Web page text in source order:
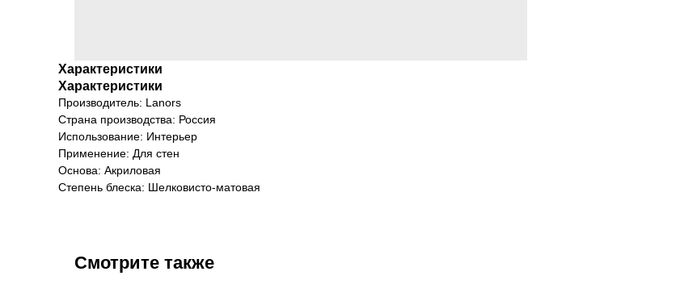
Характеристики
Характеристики
Производитель: Lanors
Страна производства: Россия
Использование: Интерьер
Применение: Для стен
Основа: Акриловая
Степень блеска: Шелковисто-матовая
Смотрите также